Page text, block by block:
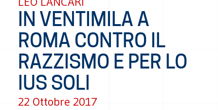
IN VENTIMILA A
ROMA CONTRO IL
RAZZISMO E PER LO
IUS SOLI
22 Ottobre 2017